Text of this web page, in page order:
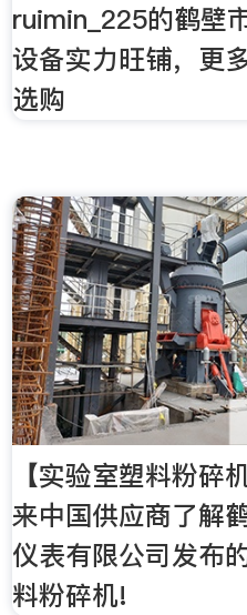
ruimin_225的鹤壁
设备实力旺铺，更
选购
【实验室塑料粉碎
来中国供应商了解
仪表有限公司发布
料粉碎机!